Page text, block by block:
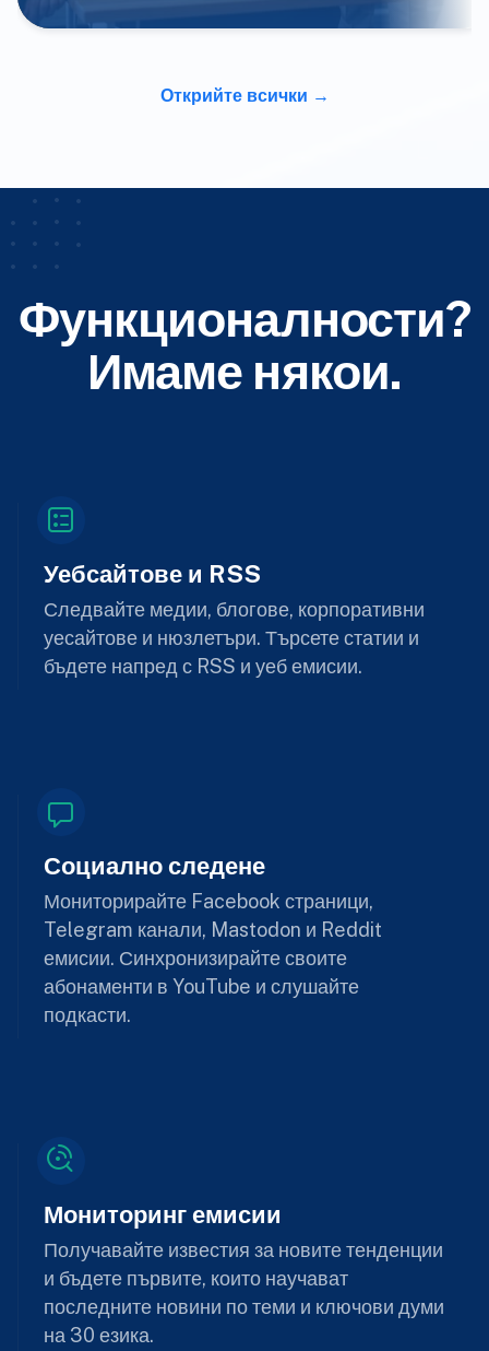
Открийте всички
Функционалности?
Имаме някои.
Уебсайтове и RSS
Следвайте медии, блогове, корпоративни
уесайтове и нюзлетъри. Търсете статии и
бъдете напред с RSS и уеб емисии.
Социално следене
Мониторирайте Facebook страници,
Telegram канали, Mastodon и Reddit
емисии. Синхронизирайте своите
абонаменти в YouTube и слушайте
подкасти.
Мониторинг емисии
Получавайте известия за новите тенденции
и бъдете първите, които научават
последните новини по теми и ключови думи
на 30 езика.